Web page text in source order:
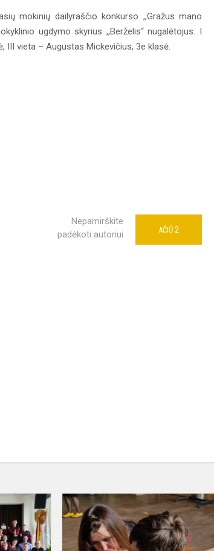
mokinių dailyraščio konkurso ,,Gražus mano
ugdymo skyrius ,,Berželis“ nugalėtojus: I
III vieta – Augustas Mickevičius, 3e klasė.
Nepamirškite
padėkoti autoriui
AČIŪ 2
Respublikinės
STEAM
varžybos
–